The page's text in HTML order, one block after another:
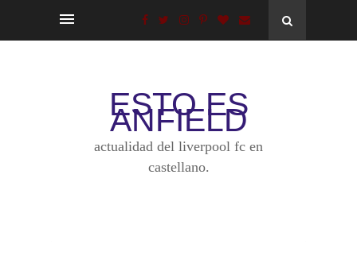
ESTO ES
ANFIELD
actualidad del liverpool fc en
castellano.